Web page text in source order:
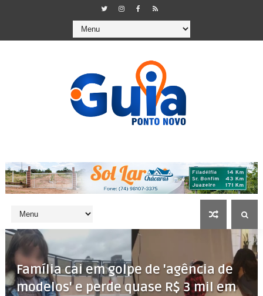
Família cai em golpe de 'agência de
modelos' e perde quase R$ 3 mil em